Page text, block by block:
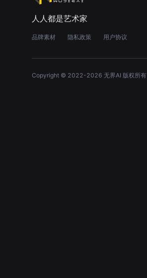
人人都是艺术家
品牌素材 隐私政策 用户协议
Copyright © 2022-2026 无界AI 版权所有